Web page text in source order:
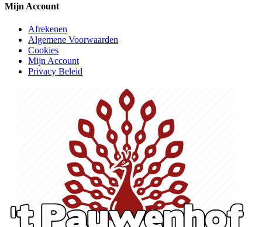
Mijn Account
Afrekenen
Algemene Voorwaarden
Cookies
Mijn Account
Privacy Beleid